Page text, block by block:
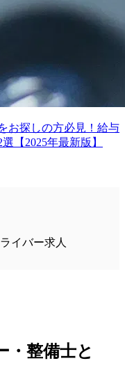
お探しの方必見！給与
【2025年最新版】
イバー求人
・整備士と